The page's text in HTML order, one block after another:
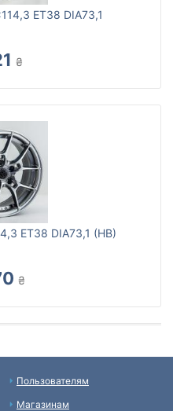
ET38 DIA73,1
₴
ET38 DIA73,1 (HB)
₴
Пользователям
Магазинам